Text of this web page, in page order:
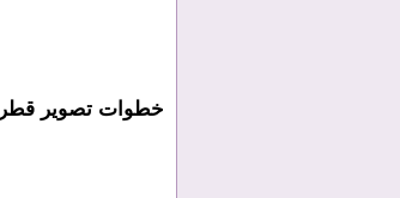
خطوات تصوير قطرة